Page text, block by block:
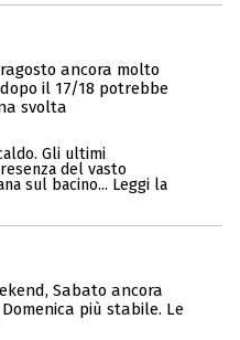
ancora molto
il 17/18 potrebbe
svolta
Gli ultimi
del vasto
sul bacino... Leggi la
Sabato ancora
più stabile. Le